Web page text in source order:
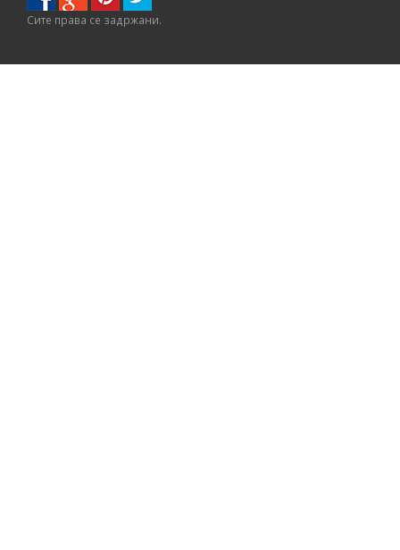
Сите правa се задржани.